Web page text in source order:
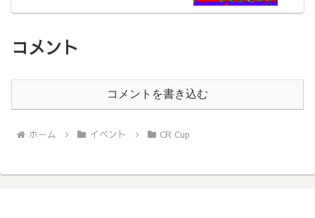
コメント
コメントを書き込む
ホーム イベント CR Cup